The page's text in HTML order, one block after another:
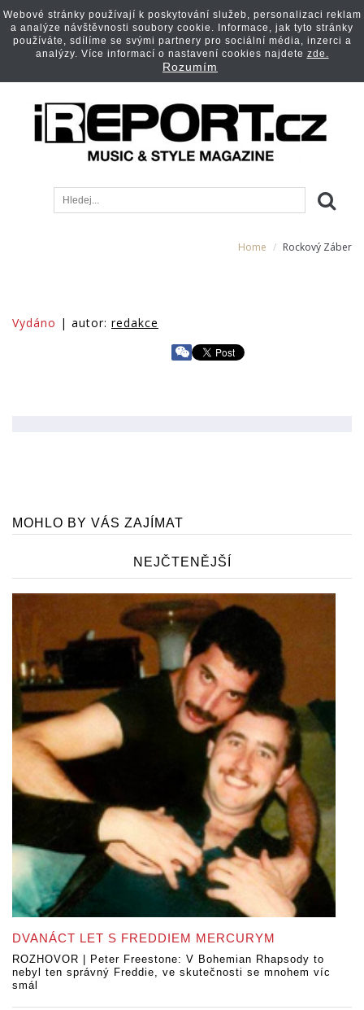
Home Rockový Záber
Vydáno | autor: redakce
MOHLO BY VÁS ZAJÍMAT
NEJČTENĚJŠÍ
DVANÁCT LET S FREDDIEM MERCURYM
ROZHOVOR | Peter Freestone: V Bohemian Rhapsody to
nebyl ten správný Freddie, ve skutečnosti se mnohem víc
smál
Webové stránky používají k poskytování služeb, personalizaci reklam
a analýze návštěvnosti soubory cookie. Informace, jak tyto stránky
používáte, sdílíme se svými partnery pro sociální média, inzerci a
analýzy. Více informací o nastavení cookies najdete zde.
Rozumím